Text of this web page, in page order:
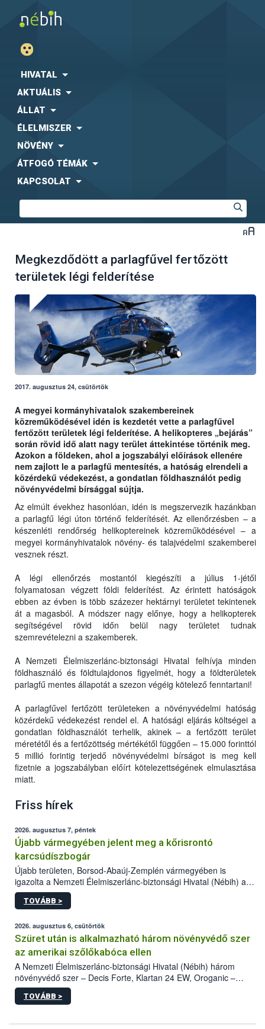
HIVATAL
AKTUÁLIS
ÁLLAT
ÉLELMISZER
NÖVÉNY
ÁTFOGÓ TÉMÁK
KAPCSOLAT
Megkezdődött a parlagfűvel fertőzött
területek légi felderítése
2017. augusztus 24, csütörtök
A megyei kormányhivatalok szakembereinek
közreműködésével idén is kezdetét vette a parlagfűvel
fertőzött területek légi felderítése. A helikopteres „bejárás”
során rövid idő alatt nagy terület áttekintése történik meg.
Azokon a földeken, ahol a jogszabályi előírások ellenére
nem zajlott le a parlagfű mentesítés, a hatóság elrendeli a
közérdekű védekezést, a gondatlan földhasználót pedig
növényvédelmi bírsággal sújtja.
Az elmúlt évekhez hasonlóan, idén is megszervezik hazánkban
a parlagfű légi úton történő felderítését. Az ellenőrzésben – a
készenléti rendőrség helikoptereinek közreműködésével – a
megyei kormányhivatalok növény- és talajvédelmi szakemberei
vesznek részt.
A légi ellenőrzés mostantól kiegészíti a július 1-jétől
folyamatosan végzett földi felderítést. Az érintett hatóságok
ebben az évben is több százezer hektárnyi területet tekintenek
át a magasból. A módszer nagy előnye, hogy a helikopterek
segítségével rövid időn belül nagy területet tudnak
szemrevételezni a szakemberek.
A Nemzeti Élelmiszerlánc-biztonsági Hivatal felhívja minden
földhasználó és földtulajdonos figyelmét, hogy a földterületek
parlagfű mentes állapotát a szezon végéig kötelező fenntartani!
A parlagfűvel fertőzött területeken a növényvédelmi hatóság
közérdekű védekezést rendel el. A hatósági eljárás költségei a
gondatlan földhasználót terhelik, akinek – a fertőzött terület
méretétől és a fertőzöttség mértékétől függően – 15.000 forinttól
5 millió forintig terjedő növényvédelmi bírságot is meg kell
fizetnie a jogszabályban előírt kötelezettségének elmulasztása
miatt.
Friss hírek
2026. augusztus 7, péntek
Újabb vármegyében jelent meg a kőrisrontó
karcsúdíszbogár
Újabb területen, Borsod-Abaúj-Zemplén vármegyében is
igazolta a Nemzeti Élelmiszerlánc-biztonsági Hivatal (Nébih) a
kőrisrontó karcsúdíszbogár (Agrilus planipennis) jelenlétét. A
kártevőt nem csak színcsapdában találták meg, de már fertőzött
az intenzív felderítést, emellett az intézkedéseket a szlovák
hatósággal is összehangolják a terjedés megállítása érdekében.
TOVÁBB >
2026. augusztus 6, csütörtök
Szüret után is alkalmazható három növényvédő szer
az amerikai szőlőkabóca ellen
A Nemzeti Élelmiszerlánc-biztonsági Hivatal (Nébih) három
növényvédő szer – Decis Forte, Klartan 24 EW, Oroganic –
engedélyokiratát módosította, így azok a szüretet követően,
egészen a vesszőérettség (BBCH 91) stádiumáig
érésű szőlőkben is legyen lehetőség a károsító elleni további
TOVÁBB >